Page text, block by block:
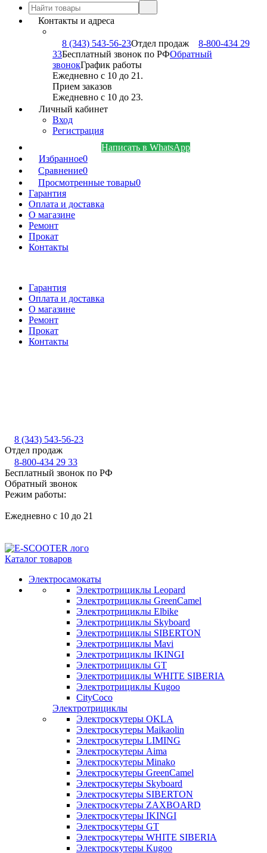
Контакты и адреса
8 (343) 543-56-23Отдел продаж
8-800-434 29
33Бесплатный звонок по РФОбратный
звонокГрафик работы
Ежедневно с 10 до 21.
Прием заказов
Ежедневно с 10 до 23.
Личный кабинет
Вход
Регистрация
Написать в WhatsApp
Избранное0
Сравнение0
Просмотренные товары0
Гарантия
Оплата и доставка
О магазине
Ремонт
Прокат
Контакты
Гарантия
Оплата и доставка
О магазине
Ремонт
Прокат
Контакты
8 (343) 543-56-23
Отдел продаж
8-800-434 29 33
Бесплатный звонок по РФ
Обратный звонок
Режим работы:
Ежедневно с 10 до 21
Каталог товаров
Электросамокаты
Электротрициклы Leopard
Электротрициклы GreenCamel
Электротрициклы Elbike
Электротрициклы Skyboard
Электротрициклы SIBERTON
Электротрициклы Mavi
Электротрициклы IKINGI
Электротрициклы GT
Электротрициклы WHITE SIBERIA
Электротрициклы Kugoo
CityCoco
Электротрициклы
Электроскутеры OKLA
Электроскутеры Maikaolin
Электроскутеры LIMING
Электроскутеры Aima
Электроскутеры Minako
Электроскутеры GreenCamel
Электроскутеры Skyboard
Электроскутеры SIBERTON
Электроскутеры ZAXBOARD
Электроскутеры IKINGI
Электроскутеры GT
Электроскутеры WHITE SIBERIA
Электроскутеры Kugoo